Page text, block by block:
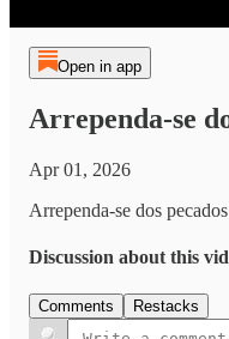
Open in app
Arrependa-se
Apr 01, 2026
Arrependa-se dos
Discussion about this
Comments Restacks